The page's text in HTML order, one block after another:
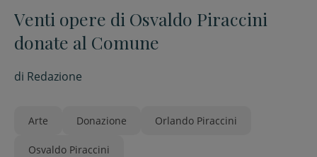
Venti opere di Osvaldo Piraccini
donate al Comune
di Redazione
Arte Donazione Orlando Piraccini
Osvaldo Piraccini